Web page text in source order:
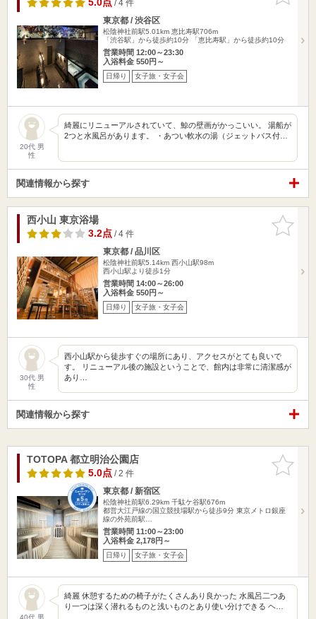
5.0点/ 4 件
東京都 / 渋谷区
松陰神社前駅5.01km 恵比寿駅706m
「渋谷駅」から徒歩約10分 「恵比寿駅」から徒歩約10分
営業時間 12:00～23:30
入浴料金 550円～
日帰り 女子旅・女子会
20代 男
性
綺麗にリニューアルされていて、鯨の壁画がかっこいい。 湯船が
2つと水風呂があります。 ・あつい軟水の湯（ジェットバス付…
関連情報から探す
お気に入
りに追加
西小山 東京浴場
3.2点/ 4 件
東京都 / 品川区
松陰神社前駅5.14km 西小山駅98m
西小山駅より徒歩1分
営業時間 14:00～26:00
入浴料金 550円～
日帰り 女子旅・女子会
30代 男
性
西小山駅から徒歩すぐの場所にあり、アクセスがとても良いで
す。 リニューアル後の施設ということで、館内は非常に清潔感が
あり…
関連情報から探す
お気に入
りに追加
TOTOPA 都立明治公園店
5.0点/ 2 件
東京都 / 新宿区
松陰神社前駅6.29km 千駄ケ谷駅676m
都営大江戸線の国立競技場駅から徒歩9分 東京メトロ銀座
線の外苑前駅…
営業時間 11:00～23:00
入浴料金 2,178円～
日帰り 女子旅・女子会
40代 男
綺麗 休憩するための椅子がたくさんあり良かった 水風呂二つあ
り一つは深く潜れるものと浅いものとあり使い分けできる ヘ…